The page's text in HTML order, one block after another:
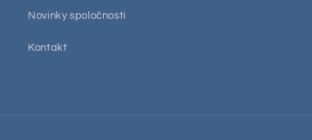
Novinky spoločnosti
Kontakt